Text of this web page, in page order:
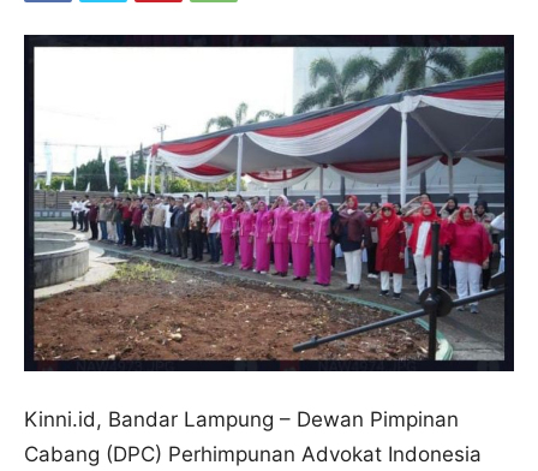
Kinni.id, Bandar Lampung – Dewan Pimpinan
Cabang (DPC) Perhimpunan Advokat Indonesia